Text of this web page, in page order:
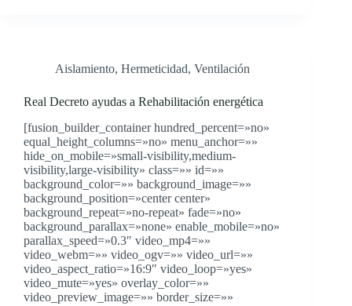
Aislamiento, Hermeticidad, Ventilación
Real Decreto ayudas a Rehabilitación energética
[fusion_builder_container hundred_percent=»no»
equal_height_columns=»no» menu_anchor=»»
hide_on_mobile=»small-visibility,medium-
visibility,large-visibility» class=»» id=»»
background_color=»» background_image=»»
background_position=»center center»
background_repeat=»no-repeat» fade=»no»
background_parallax=»none» enable_mobile=»no»
parallax_speed=»0.3″ video_mp4=»»
video_webm=»» video_ogv=»» video_url=»»
video_aspect_ratio=»16:9″ video_loop=»yes»
video_mute=»yes» overlay_color=»»
video_preview_image=»» border_size=»»